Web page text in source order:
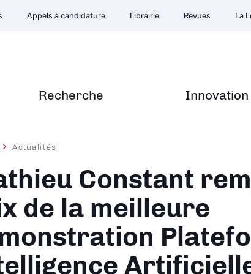
Recherche Innovation
Appels à candidature Librairie Revues La
Actualités
Constant
de la meilleure